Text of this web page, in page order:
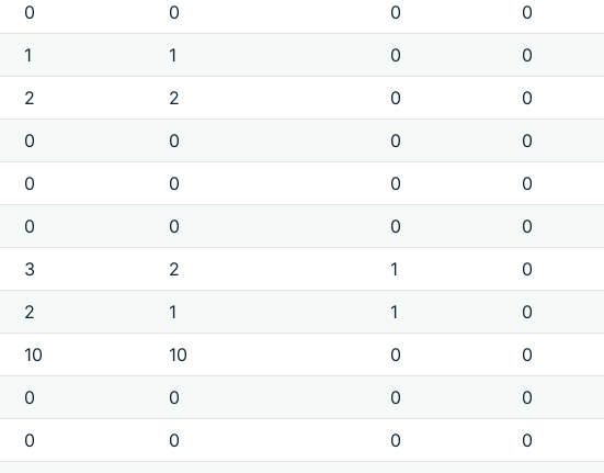
0 0 0
0
1 1 0
0
2 2 0
0
0 0 0
0
0 0 0
0
0 0 0
0
3 2 1
0
2 1 1
0
10 10 0
0
0 0 0
0
0 0 0
0